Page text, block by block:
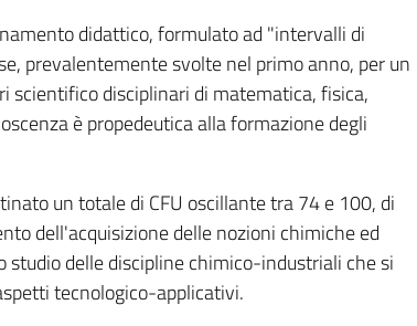
didattico, formulato ad "intervalli di
prevalentemente svolte nel primo anno, per un
scientifico disciplinari di matematica, fisica,
è propedeutica alla formazione degli
un totale di CFU oscillante tra 74 e 100, di
dell'acquisizione delle nozioni chimiche ed
studio delle discipline chimico-industriali che si
tecnologico-applicativi.